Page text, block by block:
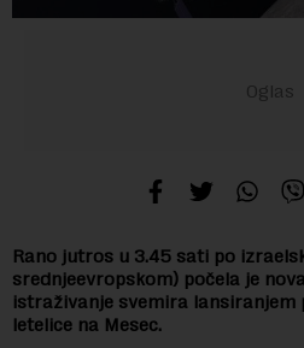
Rano jutros u 3.45 sati po
srednjeevropskom) počela je
istraživanje svemira lansiranjem
letelice na Mesec.